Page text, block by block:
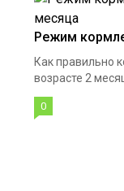
Режим
Как правильно
возрасте 2
0